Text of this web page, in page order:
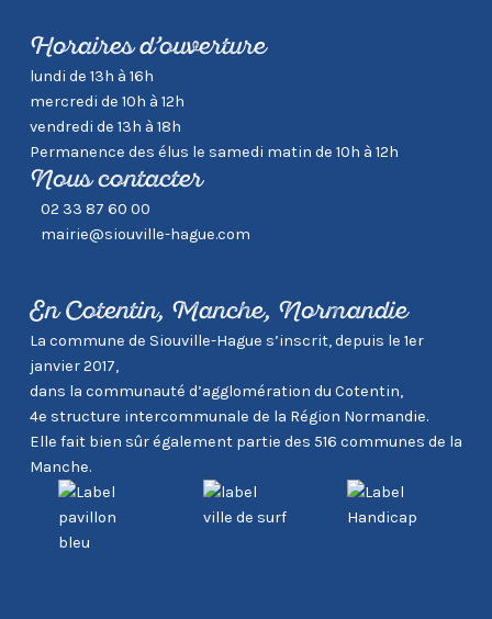
Horaires d’ouverture
lundi de 13h à 16h
mercredi de 10h à 12h
vendredi de 13h à 18h
Permanence des élus le samedi matin de 10h à 12h
Nous contacter
02 33 87 60 00
mairie@siouville-hague.com
En Cotentin, Manche, Normandie
La commune de Siouville-Hague s’inscrit, depuis le 1er
janvier 2017,
dans la communauté d’agglomération du Cotentin,
4e structure intercommunale de la Région Normandie.
Elle fait bien sûr également partie des 516 communes de la
Manche.